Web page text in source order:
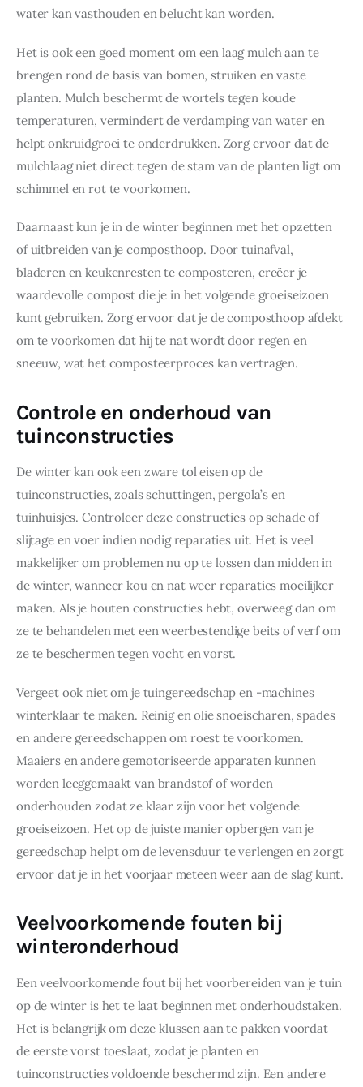
water kan vasthouden en belucht kan worden.
Het is ook een goed moment om een laag mulch aan te
brengen rond de basis van bomen, struiken en vaste
planten. Mulch beschermt de wortels tegen koude
temperaturen, vermindert de verdamping van water en
helpt onkruidgroei te onderdrukken. Zorg ervoor dat de
mulchlaag niet direct tegen de stam van de planten ligt om
schimmel en rot te voorkomen.
Daarnaast kun je in de winter beginnen met het opzetten
of uitbreiden van je composthoop. Door tuinafval,
bladeren en keukenresten te composteren, creëer je
waardevolle compost die je in het volgende groeiseizoen
kunt gebruiken. Zorg ervoor dat je de composthoop afdekt
om te voorkomen dat hij te nat wordt door regen en
sneeuw, wat het composteerproces kan vertragen.
Controle en onderhoud van
tuinconstructies
De winter kan ook een zware tol eisen op de
tuinconstructies, zoals schuttingen, pergola’s en
tuinhuisjes. Controleer deze constructies op schade of
slijtage en voer indien nodig reparaties uit. Het is veel
makkelijker om problemen nu op te lossen dan midden in
de winter, wanneer kou en nat weer reparaties moeilijker
maken. Als je houten constructies hebt, overweeg dan om
ze te behandelen met een weerbestendige beits of verf om
ze te beschermen tegen vocht en vorst.
Vergeet ook niet om je tuingereedschap en -machines
winterklaar te maken. Reinig en olie snoeischaren, spades
en andere gereedschappen om roest te voorkomen.
Maaiers en andere gemotoriseerde apparaten kunnen
worden leeggemaakt van brandstof of worden
onderhouden zodat ze klaar zijn voor het volgende
groeiseizoen. Het op de juiste manier opbergen van je
gereedschap helpt om de levensduur te verlengen en zorgt
ervoor dat je in het voorjaar meteen weer aan de slag kunt.
Veelvoorkomende fouten bij
winteronderhoud
Een veelvoorkomende fout bij het voorbereiden van je tuin
op de winter is het te laat beginnen met onderhoudstaken.
Het is belangrijk om deze klussen aan te pakken voordat
de eerste vorst toeslaat, zodat je planten en
tuinconstructies voldoende beschermd zijn. Een andere